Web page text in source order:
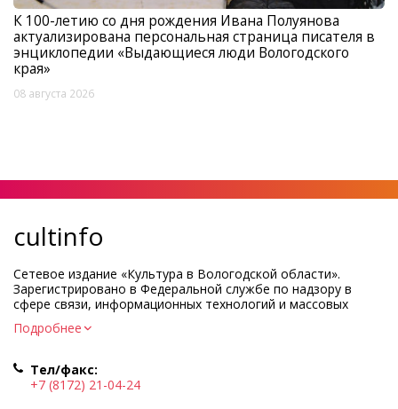
К 100-летию со дня рождения Ивана Полуянова
актуализирована персональная страница писателя в
энциклопедии «Выдающиеся люди Вологодского
края»
08 августа 2026
cultinfo
Сетевое издание «Культура в Вологодской области».
Зарегистрировано в Федеральной службе по надзору в
сфере связи, информационных технологий и массовых
коммуникаций.
Регистрационный номер и дата принятия решения о
Учредитель КУ ВО «Информационно-аналитический центр
культуры»
Подробнее
Тел/факс:
+7 (8172) 21-04-24